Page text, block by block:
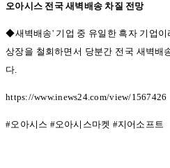
오아시스 전국 새벽배송 차질 전망
◆새벽배송' 기업 중 유일한 흑자 기업
상장을 철회하면서 당분간 전국 새벽배
다.
https://www.inews24.com/view/1567426
#오아시스 #오아시스마켓 #지어소프트